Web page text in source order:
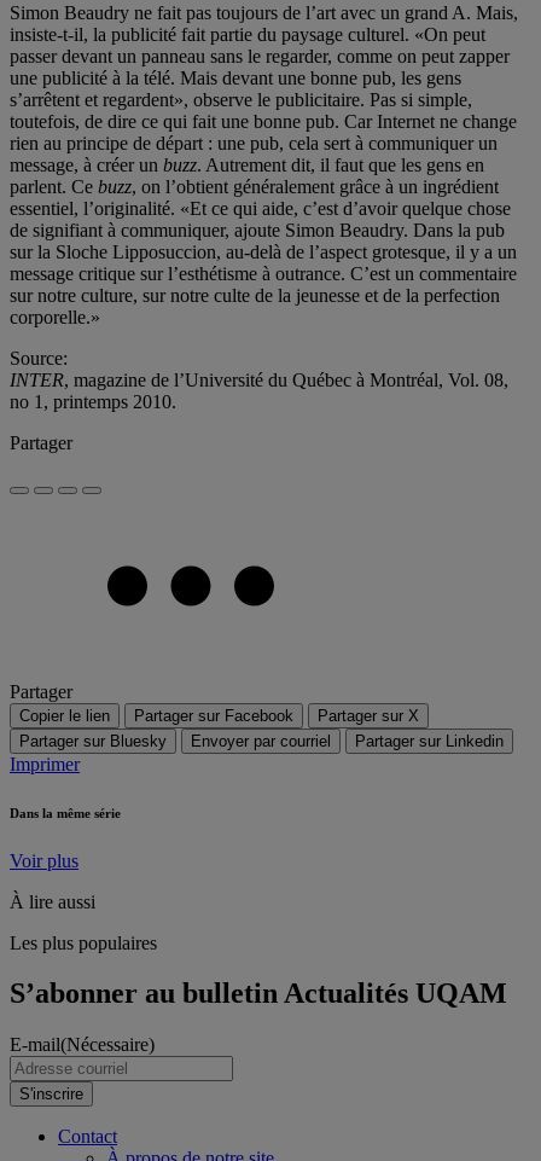
Simon Beaudry ne fait pas toujours de l’art avec un grand A. Mais,
insiste-t-il, la publicité fait partie du paysage culturel. «On peut
passer devant un panneau sans le regarder, comme on peut zapper
une publicité à la télé. Mais devant une bonne pub, les gens
s’arrêtent et regardent», observe le publicitaire. Pas si simple,
toutefois, de dire ce qui fait une bonne pub. Car Internet ne change
rien au principe de départ : une pub, cela sert à communiquer un
message, à créer un buzz. Autrement dit, il faut que les gens en
parlent. Ce buzz, on l’obtient généralement grâce à un ingrédient
essentiel, l’originalité. «Et ce qui aide, c’est d’avoir quelque chose
de signifiant à communiquer, ajoute Simon Beaudry. Dans la pub
sur la Sloche Lipposuccion, au-delà de l’aspect grotesque, il y a un
message critique sur l’esthétisme à outrance. C’est un commentaire
sur notre culture, sur notre culte de la jeunesse et de la perfection
corporelle.»
Source:
INTER, magazine de l’Université du Québec à Montréal, Vol. 08,
no 1, printemps 2010.
Partager
Partager
Copier le lien Partager sur Facebook
Partager sur X
Partager sur Bluesky
Envoyer par courriel Partager sur Linkedin
Imprimer
Dans la même série
Voir plus
À lire aussi
Les plus populaires
S’abonner au bulletin Actualités UQAM
E-mail(Nécessaire)
S'inscrire
Contact